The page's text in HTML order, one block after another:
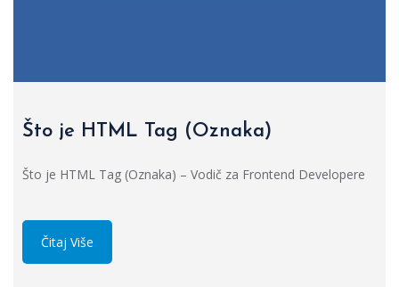
Što je HTML Tag (Oznaka)
Što je HTML Tag (Oznaka) – Vodič za Frontend Developere
Čitaj Više